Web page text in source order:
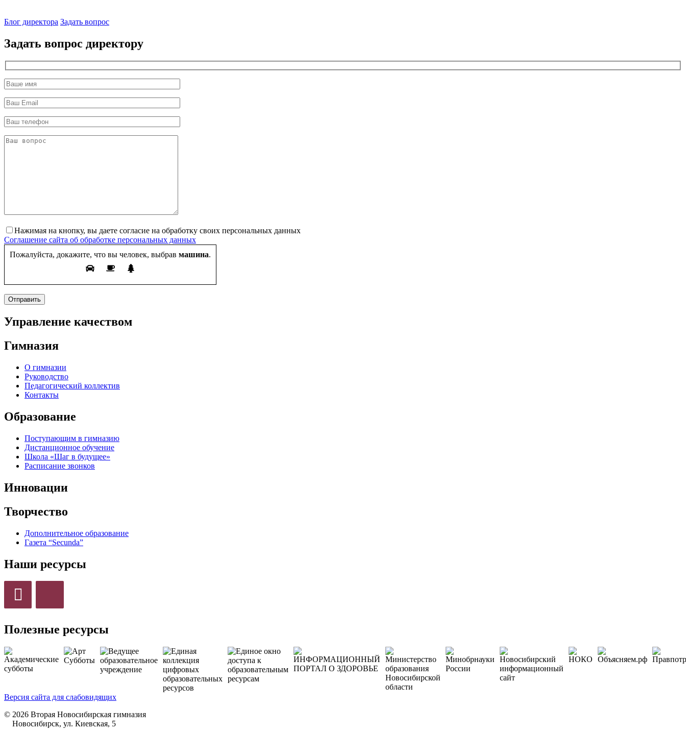
директор
Блог директора Задать вопрос
Задать вопрос директору
Нажимая на кнопку, вы даете согласие на обработку своих персональных данных
Соглашение сайта об обработке персональных данных
Пожалуйста, докажите, что вы человек, выбрав машина.
Отправить
Управление качеством
Гимназия
О гимназии
Руководство
Педагогический коллектив
Контакты
Образование
Поступающим в гимназию
Дистанционное обучение
Школа «Шаг в будущее»
Расписание звонков
Инновации
Творчество
Дополнительное образование
Газета “Secunda”
Наши ресурсы
Полезные ресурсы
Версия сайта для слабовидящих
© 2026 Вторая Новосибирская гимназия
Новосибирск, ул. Киевская, 5